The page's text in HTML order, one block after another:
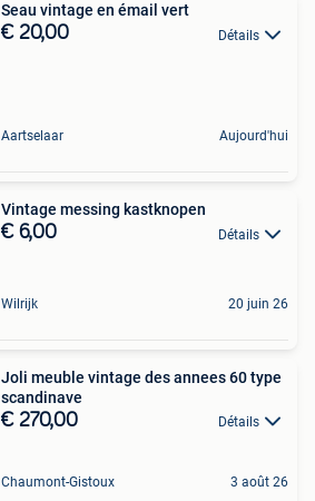
Seau vintage en émail vert
€ 20,00 Détails
Aartselaar Aujourd'hui
Vintage messing kastknopen
€ 6,00 Détails
Wilrijk 20 juin 26
Joli meuble vintage des annees 60 type
scandinave
€ 270,00 Détails
Chaumont-Gistoux 3 août 26